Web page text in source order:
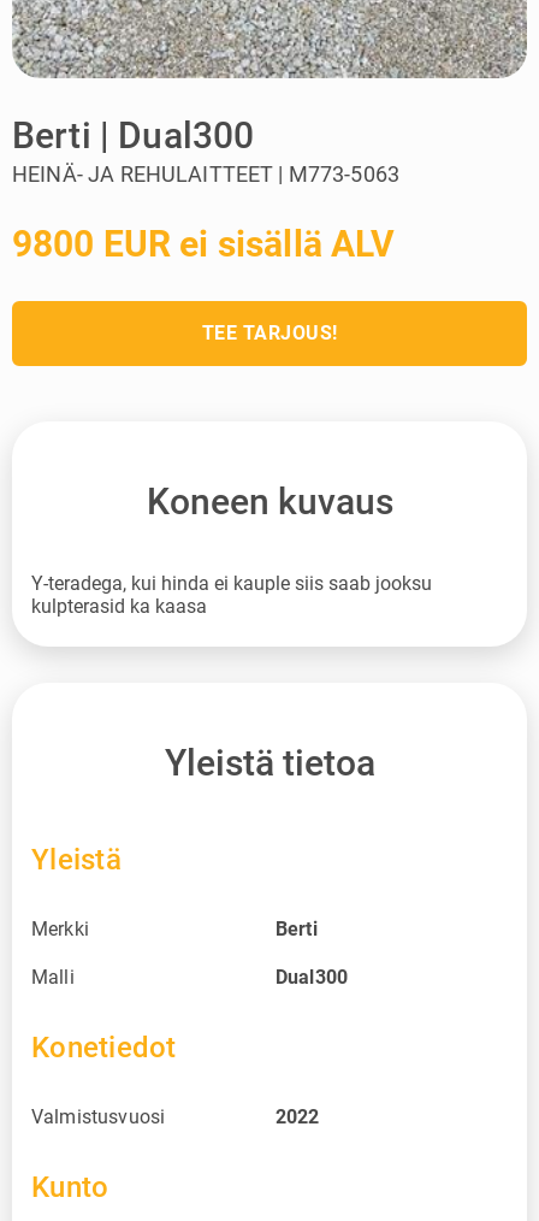
Berti | Dual300
HEINÄ- JA REHULAITTEET | M773-5063
9800 EUR ei sisällä ALV
TEE TARJOUS!
Koneen kuvaus
Y-teradega, kui hinda ei kauple siis saab jooksu
kulpterasid ka kaasa
Yleistä tietoa
Yleistä
Merkki Berti
Malli Dual300
Konetiedot
Valmistusvuosi 2022
Kunto